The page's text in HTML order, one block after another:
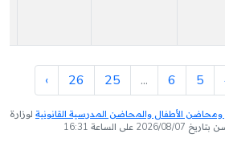
5
6
...
25
26
›
الأطفال والمحاضن المدرسية القانونية لوزارة
الساعة 16:31